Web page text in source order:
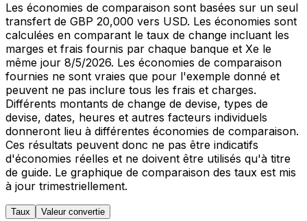
Les économies de comparaison sont basées sur un seul
transfert de GBP 20,000 vers USD. Les économies sont
calculées en comparant le taux de change incluant les
marges et frais fournis par chaque banque et Xe le
même jour 8/5/2026. Les économies de comparaison
fournies ne sont vraies que pour l'exemple donné et
peuvent ne pas inclure tous les frais et charges.
Différents montants de change de devise, types de
devise, dates, heures et autres facteurs individuels
donneront lieu à différentes économies de comparaison.
Ces résultats peuvent donc ne pas être indicatifs
d'économies réelles et ne doivent être utilisés qu'à titre
de guide. Le graphique de comparaison des taux est mis
à jour trimestriellement.
Taux Valeur convertie